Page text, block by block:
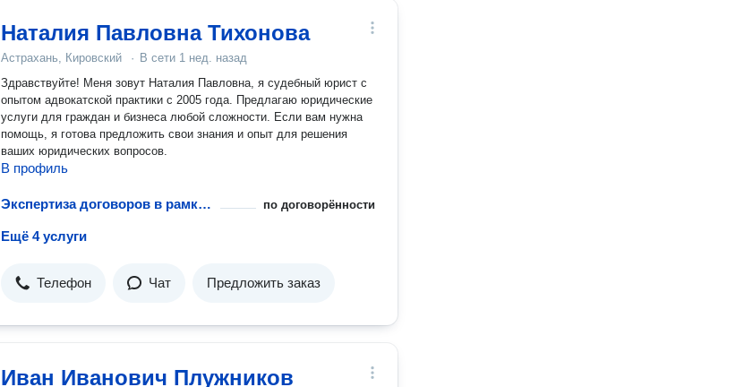
Наталия Павловна Тихонова
Астрахань, Кировский · В сети 1 нед. назад
Здравствуйте! Меня зовут Наталия Павловна, я судебный юрист с
опытом адвокатской практики с 2005 года. Предлагаю юридические
услуги для граждан и бизнеса любой сложности. Если вам нужна
помощь, я готова предложить свои знания и опыт для решения
ваших юридических вопросов.
В профиль
Экспертиза договоров в рамках абонентского обслуживания и сопровождения бизнеса по договорённости
Ещё 4 услуги
Телефон Чат Предложить заказ
Иван Иванович Плужников